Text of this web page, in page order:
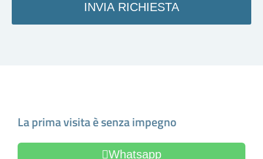
INVIA RICHIESTA
La prima visita è senza impegno
Whatsapp